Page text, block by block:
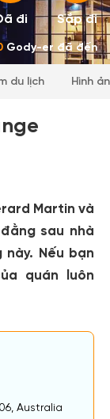
đi Sắp đi
Gody-er đã đến
du lịch Hình
Martin và
sau nhà
Nếu bạn
quán luôn
Australia